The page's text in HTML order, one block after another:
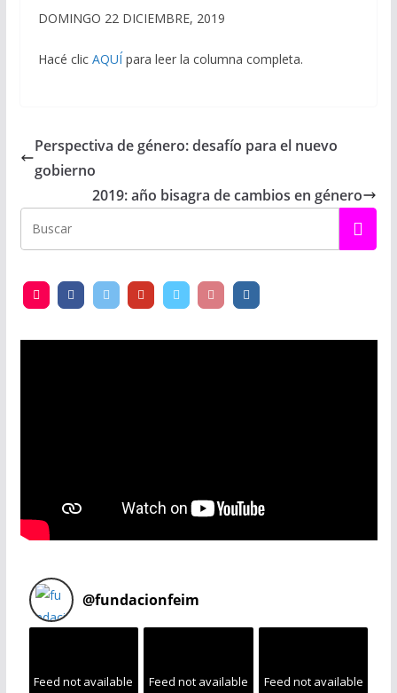
DOMINGO 22 DICIEMBRE, 2019
Hacé clic AQUÍpara leer la columna completa.
Perspectiva de género: desafío para el nuevo
gobierno
2019: año bisagra de cambios en género
@fundacionfeim
Feed not available Feed not available Feed not available